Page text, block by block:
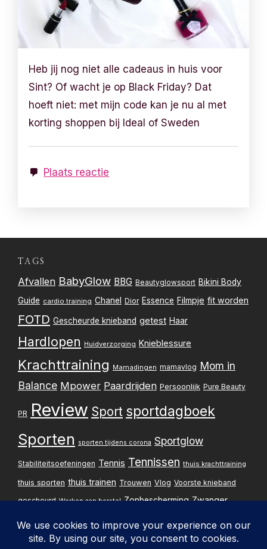
Heb jij nog niet alle cadeaus in huis voor
Sint? Of wacht je op Black Friday? Dat
hoeft niet: met mijn code kan je nu al met
korting shoppen bij Ideal of Sweden
Plaats reactie
TAGS
Afvallen BabyGlow BBG Beautyglowsport Bikini Body
Guide cardio training Chanel Dior Essence Filmpje fit worden
FOTD Gescheurde knieband getest Haar
Hardlopen Huidverzorging Knieblessure
Krachttraining Mamadingen mamavlog Mom in
Balance Mpower Paardrijden Persoonlijk Pure Beauty
PR Review Sport sportdagboek
Sporten sporten tijdens corona Sportglow
Stabiliteitsoefeningen Tennis Tennissen thuis krachttraining
thuis sporten thuis trainen Trouwen Vlog Voorste knieband
gescheurd Werken aan herstel Zonbescherming Zwanger